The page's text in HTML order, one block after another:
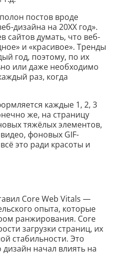
постов вроде
дизайна на 20ХХ год».
сайтов думать, что веб-
и «красивое». Тренды
год, поэтому, по их
или даже необходимо
раз, когда
каждые 1, 2, 3
же, на страницу
тяжёлых элементов,
фоновых GIF-
это ради красоты и
Core Web Vitals —
опыта, которые
ранжирования. Core
загрузки страниц, их
стабильности. Это
дизайн начал влиять на